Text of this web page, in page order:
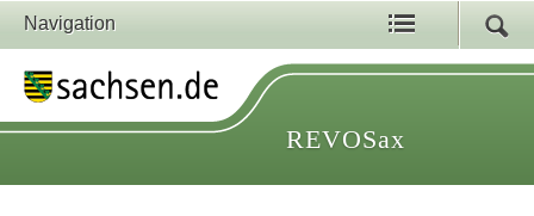
Navigation
REVOSax